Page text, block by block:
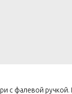
с фалевой